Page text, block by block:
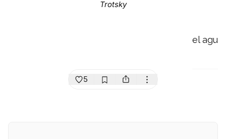
Trotsky
el agu
5